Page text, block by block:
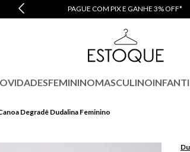
PAGUE COM PIX E GANHE 3% OFF*
FEMININOMASCULINO
Degradê Dudalina Feminino